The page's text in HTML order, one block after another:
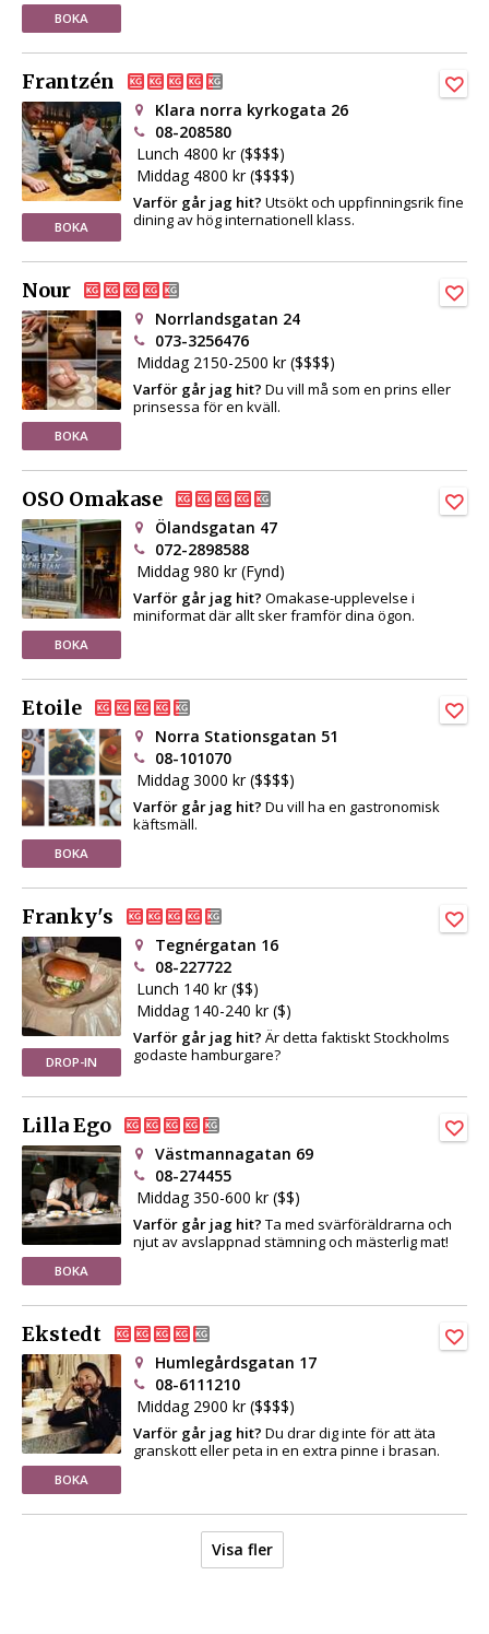
BOKA
Frantzén
BOKA
Klara norra kyrkogata 26
08-208580
Lunch 4800 kr ($$$$)
Middag 4800 kr ($$$$)
Varför går jag hit? Utsökt och uppfinningsrik fine
dining av hög internationell klass.
Nour
BOKA
Norrlandsgatan 24
073-3256476
Middag 2150-2500 kr ($$$$)
Varför går jag hit? Du vill må som en prins eller
prinsessa för en kväll.
OSO Omakase
BOKA
Ölandsgatan 47
072-2898588
Middag 980 kr (Fynd)
Varför går jag hit? Omakase-upplevelse i
miniformat där allt sker framför dina ögon.
Etoile
BOKA
Norra Stationsgatan 51
08-101070
Middag 3000 kr ($$$$)
Varför går jag hit? Du vill ha en gastronomisk
käftsmäll.
Franky's
DROP-IN
Tegnérgatan 16
08-227722
Lunch 140 kr ($$)
Middag 140-240 kr ($)
Varför går jag hit? Är detta faktiskt Stockholms
godaste hamburgare?
Lilla Ego
BOKA
Västmannagatan 69
08-274455
Middag 350-600 kr ($$)
Varför går jag hit? Ta med svärföräldrarna och
njut av avslappnad stämning och mästerlig mat!
Ekstedt
BOKA
Humlegårdsgatan 17
08-6111210
Middag 2900 kr ($$$$)
Varför går jag hit? Du drar dig inte för att äta
granskott eller peta in en extra pinne i brasan.
Visa fler